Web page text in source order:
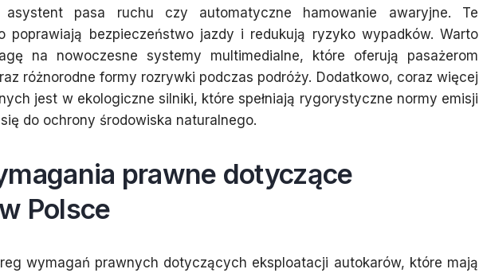
pasa ruchu czy automatyczne hamowanie awaryjne. Te
poprawiają bezpieczeństwo jazdy i redukują ryzyko wypadków. Warto
na nowoczesne systemy multimedialne, które oferują pasażerom
różnorodne formy rozrywki podczas podróży. Dodatkowo, coraz więcej
jest w ekologiczne silniki, które spełniają rygorystyczne normy emisji
do ochrony środowiska naturalnego.
prawne dotyczące
Polsce
wymagań prawnych dotyczących eksploatacji autokarów, które mają